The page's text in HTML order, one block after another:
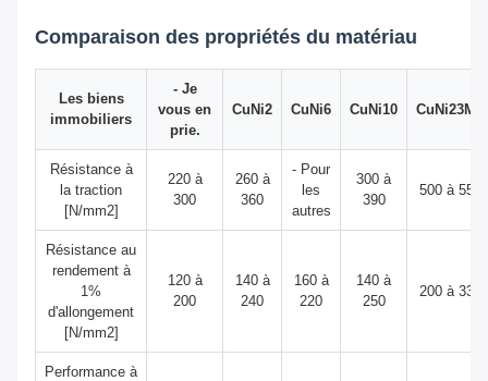
Comparaison des propriétés du matériau
Les biens
immobiliers
- Je
vous en
prie.
CuNi2 CuNi6 CuNi10 CuNi23Mn
Résistance à
la traction
[N/mm2]
220 à
300
260 à
360
- Pour
les
autres
300 à
390
500 à 550
Résistance au
rendement à
1%
d'allongement
[N/mm2]
120 à
200
140 à
240
160 à
220
140 à
250
200 à 330
Performance à